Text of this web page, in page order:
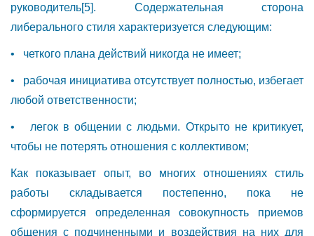
руководитель[5]. Содержательная сторона
либерального стиля характеризуется следующим:
• четкого плана действий никогда не имеет;
• рабочая инициатива отсутствует полностью, избегает
любой ответственности;
• легок в общении с людьми. Открыто не критикует,
чтобы не потерять отношения с коллективом;
Как показывает опыт, во многих отношениях стиль
работы складывается постепенно, пока не
сформируется определенная совокупность приемов
общения с подчиненными и воздействия на них для